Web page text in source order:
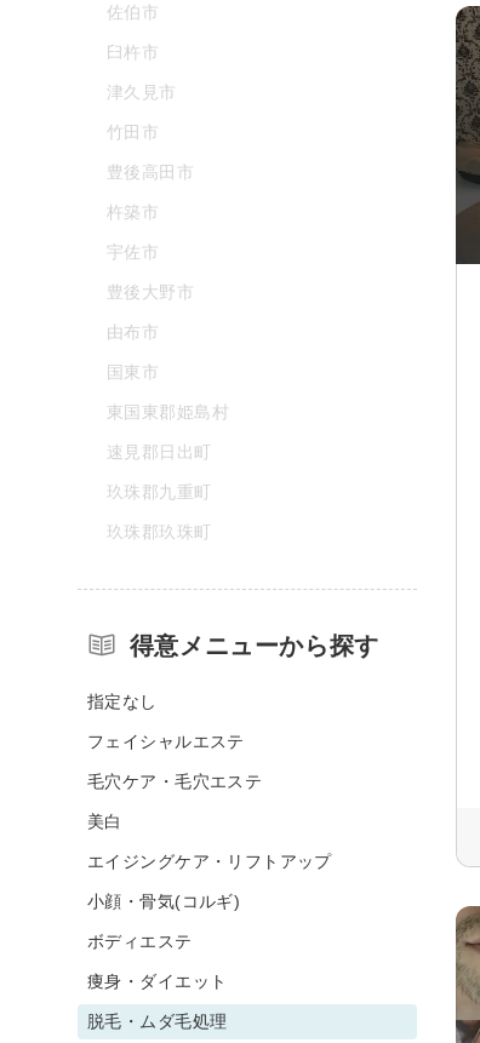
佐伯市
臼杵市
津久見市
竹田市
豊後高田市
杵築市
宇佐市
豊後大野市
由布市
国東市
東国東郡姫島村
速見郡日出町
玖珠郡九重町
玖珠郡玖珠町
得意メニューから探す
指定なし
フェイシャルエステ
毛穴ケア・毛穴エステ
美白
エイジングケア・リフトアップ
小顔・骨気(コルギ)
ボディエステ
痩身・ダイエット
脱毛・ムダ毛処理